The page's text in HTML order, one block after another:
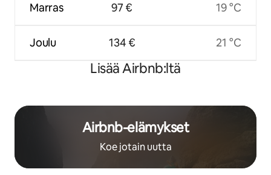
Marras
Joulu
97 €
134 €
19 °C
21 °C
Lisää Airbnb:ltä
Airbnb-elämykset
Koe jotain uutta